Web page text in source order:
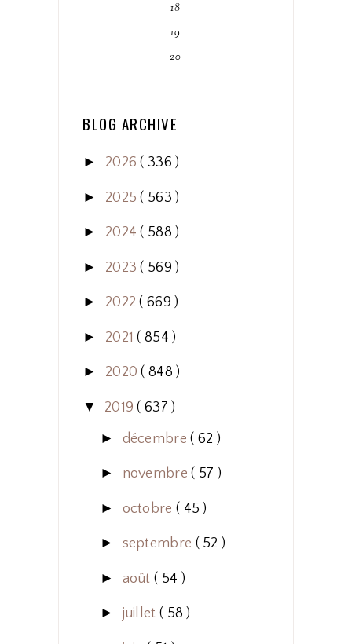
18
19
20
BLOG ARCHIVE
► 2026( 336 )
► 2025( 563 )
► 2024( 588 )
► 2023( 569 )
► 2022( 669 )
► 2021( 854 )
► 2020( 848 )
▼ 2019( 637 )
► décembre( 62 )
► novembre( 57 )
► octobre ( 45 )
► septembre ( 52 )
► août ( 54 )
► juillet ( 58 )